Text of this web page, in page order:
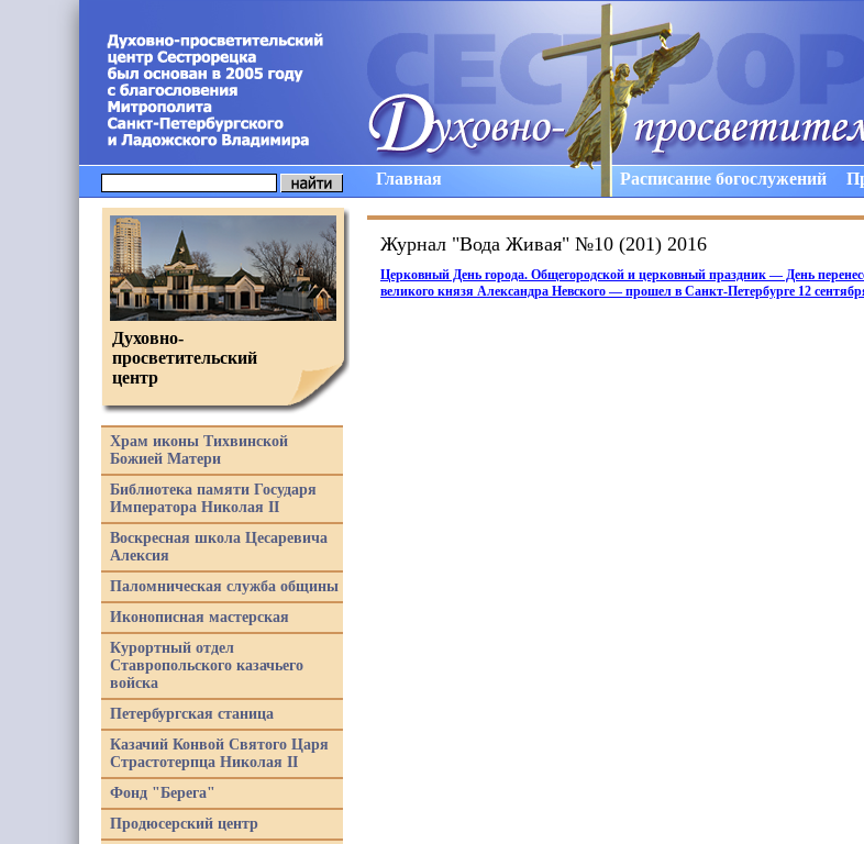
Главная Расписание богослужений
Журнал "Вода Живая" №10 (201) 2016
Церковный День города. Общегородской и церковный праздник — День
великого князя Александра Невского — прошел в Санкт-Петербурге 12
Духовно-
просветительский
центр
Храм иконы Тихвинской
Божией Матери
Библиотека памяти Государя
Императора Николая II
Воскресная школа Цесаревича
Алексия
Паломническая служба общины
Иконописная мастерская
Курортный отдел
Ставропольского казачьего
войска
Петербургская станица
Казачий Конвой Святого Царя
Страстотерпца Николая II
Фонд "Берега"
Продюсерский центр